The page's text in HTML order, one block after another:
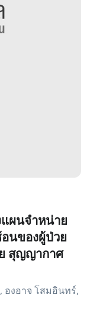
ผนจำหน่าย
นของผู้ป่วย
สุญญากาศ
องอาจ โสมอินทร์,